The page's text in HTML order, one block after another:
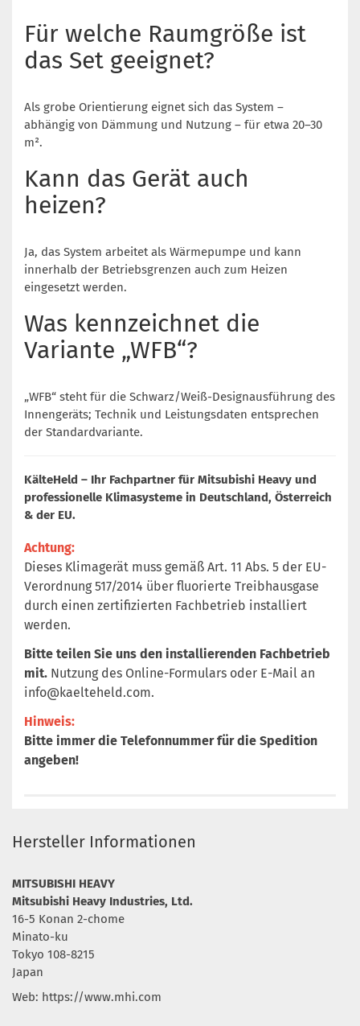
Für welche Raumgröße ist
das Set geeignet?
Als grobe Orientierung eignet sich das System –
abhängig von Dämmung und Nutzung – für etwa 20–30
m².
Kann das Gerät auch
heizen?
Ja, das System arbeitet als Wärmepumpe und kann
innerhalb der Betriebsgrenzen auch zum Heizen
eingesetzt werden.
Was kennzeichnet die
Variante „WFB“?
„WFB“ steht für die Schwarz/Weiß-Designausführung des
Innengeräts; Technik und Leistungsdaten entsprechen
der Standardvariante.
KälteHeld – Ihr Fachpartner für Mitsubishi Heavy und
professionelle Klimasysteme in Deutschland, Österreich
& der EU.
Achtung:
Dieses Klimagerät muss gemäß Art. 11 Abs. 5 der EU-
Verordnung 517/2014 über fluorierte Treibhausgase
durch einen zertifizierten Fachbetrieb installiert
werden.
Bitte teilen Sie uns den installierenden Fachbetrieb
mit. Nutzung des Online-Formulars oder E-Mail an
info@kaelteheld.com.
Hinweis:
Bitte immer die Telefonnummer für die Spedition
angeben!
Hersteller Informationen
MITSUBISHI HEAVY
Mitsubishi Heavy Industries, Ltd.
16-5 Konan 2-chome
Minato-ku
Tokyo 108-8215
Japan
Web: https://www.mhi.com